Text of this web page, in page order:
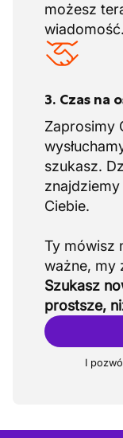
możesz
wiadomość.
3. Czas na
Zaprosimy
szukasz.
Ciebie.
Ty mówisz
Szukasz
prostsze,
I